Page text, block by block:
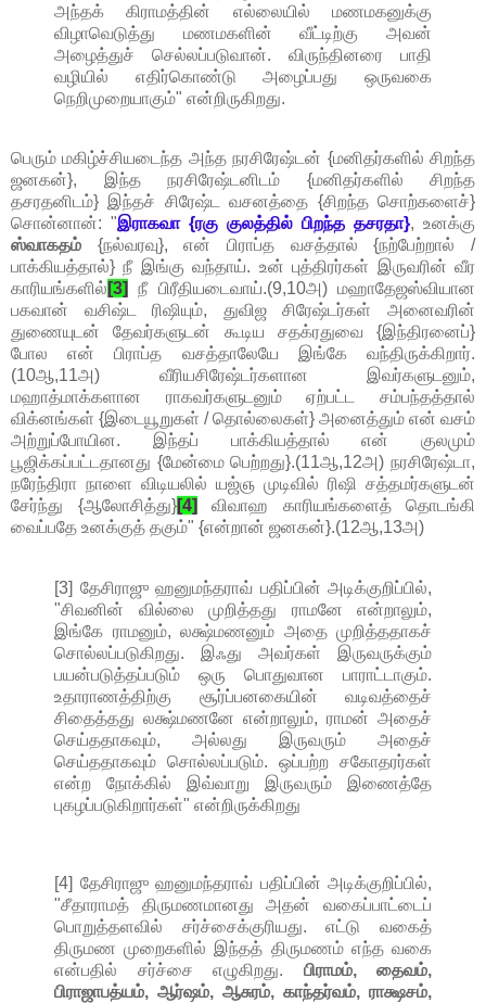
அந்தக் கிராமத்தின் எல்லையில் மணமகனுக்கு
விழாவெடுத்து மணமகளின் வீட்டிற்கு அவன்
அழைத்துச் செல்லப்படுவான். விருந்தினரை பாதி
வழியில் எதிர்கொண்டு அழைப்பது ஒருவகை
நெறிமுறையாகும்" என்றிருகிறது.
பெரும் மகிழ்ச்சியடைந்த அந்த நரசிரேஷ்டன் {மனிதர்களில் சிறந்த
ஜனகன்}, இந்த நரசிரேஷ்டனிடம் {மனிதர்களில் சிறந்த
தசரதனிடம்} இந்தச் சிரேஷ்ட வசனத்தை {சிறந்த சொற்களைச்}
சொன்னான்: "இராகவா {ரகு குலத்தில் பிறந்த தசரதா}, உனக்கு
ஸ்வாகதம் {நல்வரவு}, என் பிராப்த வசத்தால் {நற்பேற்றால் /
பாக்கியத்தால்} நீ இங்கு வந்தாய். உன் புத்திரர்கள் இருவரின் வீர
காரியங்களில் [3]
நீ பிரீதியடைவாய்.(9,10அ) மஹாதேஜஸ்வியான
பகவான் வசிஷ்ட ரிஷியும், துவிஜ சிரேஷ்டர்கள் அனைவரின்
துணையுடன் தேவர்களுடன் கூடிய சதக்ரதுவை {இந்திரனைப்}
போல என் பிராப்த வசத்தாலேயே இங்கே வந்திருக்கிறார்.
(10ஆ,11அ) வீரியசிரேஷ்டர்களான இவர்களுடனும்,
மஹாத்மாக்களான ராகவர்களுடனும் ஏற்பட்ட சம்பந்தத்தால்
விக்னங்கள் {இடையூறுகள் / தொல்லைகள்} அனைத்தும் என் வசம்
அற்றுப்போயின. இந்தப் பாக்கியத்தால் என் குலமும்
பூஜிக்கப்பட்டதானது {மேன்மை பெற்றது}.(11ஆ,12அ) நரசிரேஷ்டா,
நரேந்திரா நாளை விடியலில் யஜ்ஞ முடிவில் ரிஷி சத்தமர்களுடன்
சேர்ந்து {ஆலோசித்து}[4] விவாஹ காரியங்களைத் தொடங்கி
வைப்பதே உனக்குத் தகும்" {என்றான் ஜனகன்}.(12ஆ,13அ)
[3] தேசிராஜு ஹனுமந்தராவ் பதிப்பின் அடிக்குறிப்பில்,
"சிவனின் வில்லை முறித்தது ராமனே என்றாலும்,
இங்கே ராமனும், லக்ஷ்மணனும் அதை முறித்ததாகச்
சொல்லப்படுகிறது. இஃது அவர்கள் இருவருக்கும்
பயன்படுத்தப்படும் ஒரு பொதுவான பாராட்டாகும்.
உதாராணத்திற்கு சூர்ப்பனகையின் வடிவத்தைச்
சிதைத்தது லக்ஷ்மணனே என்றாலும், ராமன் அதைச்
செய்ததாகவும், அல்லது இருவரும் அதைச்
செய்ததாகவும் சொல்லப்படும். ஒப்பற்ற சகோதரர்கள்
என்ற நோக்கில் இவ்வாறு இருவரும் இணைத்தே
புகழப்படுகிறார்கள்" என்றிருக்கிறது
[4] தேசிராஜு ஹனுமந்தராவ் பதிப்பின் அடிக்குறிப்பில்,
"சீதாராமத் திருமணமானது அதன் வகைப்பாட்டைப்
பொறுத்தளவில் சர்ச்சைக்குரியது. எட்டு வகைத்
திருமண முறைகளில் இந்தத் திருமணம் எந்த வகை
என்பதில் சர்ச்சை எழுகிறது. பிராமம், தைவம்,
பிராஜாபத்யம், ஆர்ஷம், ஆசுரம், காந்தர்வம், ராக்ஷசம்,